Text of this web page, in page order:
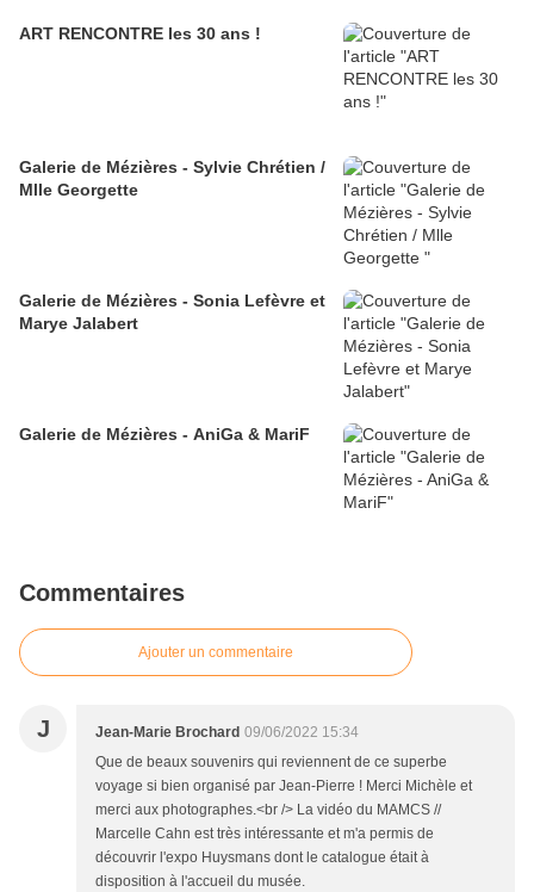
ART RENCONTRE les 30 ans !
Galerie de Mézières - Sylvie Chrétien /
Mlle Georgette
Galerie de Mézières - Sonia Lefèvre et
Marye Jalabert
Galerie de Mézières - AniGa & MariF
Commentaires
Ajouter un commentaire
J Jean-Marie Brochard 09/06/2022 15:34
Que de beaux souvenirs qui reviennent de ce superbe
voyage si bien organisé par Jean-Pierre ! Merci Michèle et
merci aux photographes.<br /> La vidéo du MAMCS //
Marcelle Cahn est très intéressante et m'a permis de
découvrir l'expo Huysmans dont le catalogue était à
disposition à l'accueil du musée.